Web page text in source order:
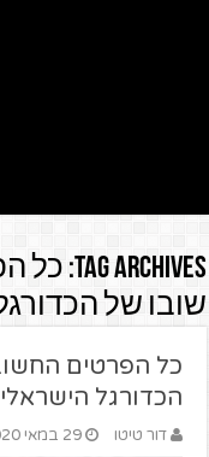
Tag Archives: כל
שובו של
כל הפרטים
הכדורגל הישראלי
דור טיטו 29 במאי 2020